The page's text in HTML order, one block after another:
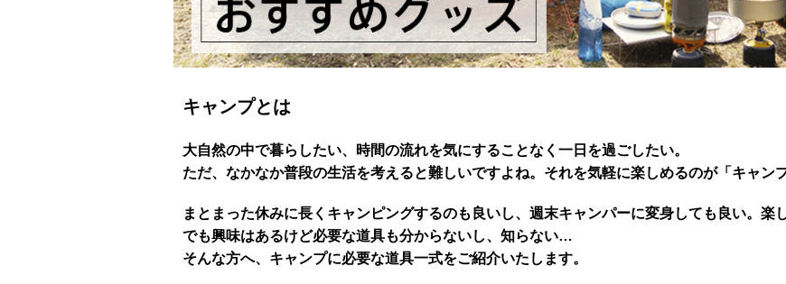
キャンプとは
大自然の中で暮らしたい、時間の流れを気にすることなく一日を過ごしたい。
ただ、なかなか普段の生活を考えると難しいですよね。それを気軽に楽しめるのが「キャン
まとまった休みに長くキャンピングするのも良いし、週末キャンパーに変身しても良い。楽
でも興味はあるけど必要な道具も分からないし、知らない…
そんな方へ、キャンプに必要な道具一式をご紹介いたします。